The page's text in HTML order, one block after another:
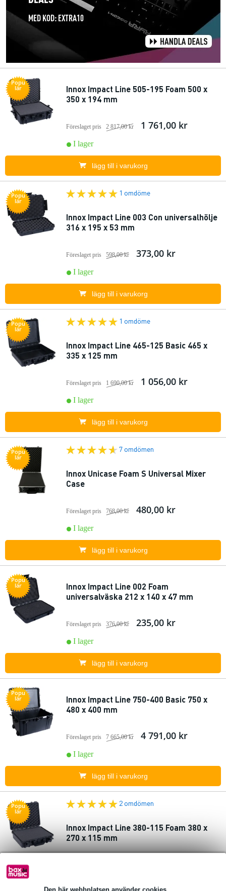
Den här webbplatsen använder cookies
Popu
lär
Innox Impact Line 505-195 Foam 500 x
350 x 194 mm
Föreslaget pris 2 817,00 kr 1 761,00 kr
I lager
lägg till i varukorg
Popu
lär
1 omdöme
Innox Impact Line 003 Con universalhölje
316 x 195 x 53 mm
Föreslaget pris 598,00 kr 373,00 kr
I lager
lägg till i varukorg
Popu
lär
1 omdöme
Innox Impact Line 465-125 Basic 465 x
335 x 125 mm
Föreslaget pris 1 690,00 kr 1 056,00 kr
I lager
lägg till i varukorg
Popu
lär
7 omdömen
Innox Unicase Foam S Universal Mixer
Case
Föreslaget pris 768,00 kr 480,00 kr
I lager
lägg till i varukorg
Popu
lär
Innox Impact Line 002 Foam
universalväska 212 x 140 x 47 mm
Föreslaget pris 376,00 kr 235,00 kr
I lager
lägg till i varukorg
Popu
lär
Innox Impact Line 750-400 Basic 750 x
480 x 400 mm
Föreslaget pris 7 665,00 kr 4 791,00 kr
I lager
lägg till i varukorg
Popu
lär
2 omdömen
Innox Impact Line 380-115 Foam 380 x
270 x 115 mm